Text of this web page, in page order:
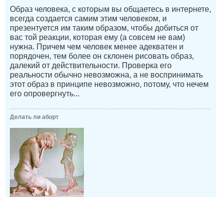
Образ человека, с которым вы общаетесь в интернете,
всегда создается самим этим человеком, и
презентуется им таким образом, чтобы добиться от
вас той реакции, которая ему (а совсем не вам)
нужна. Причем чем человек менее адекватен и
порядочен, тем более он склонен рисовать образ,
далекий от действительности. Проверка его
реальности обычно невозможна, а не воспринимать
этот образ в принципе невозможно, потому, что нечем
его опровергнуть...
Делать ли аборт